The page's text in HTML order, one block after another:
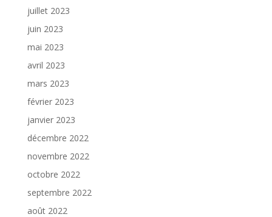
juillet 2023
juin 2023
mai 2023
avril 2023
mars 2023
février 2023
janvier 2023
décembre 2022
novembre 2022
octobre 2022
septembre 2022
août 2022